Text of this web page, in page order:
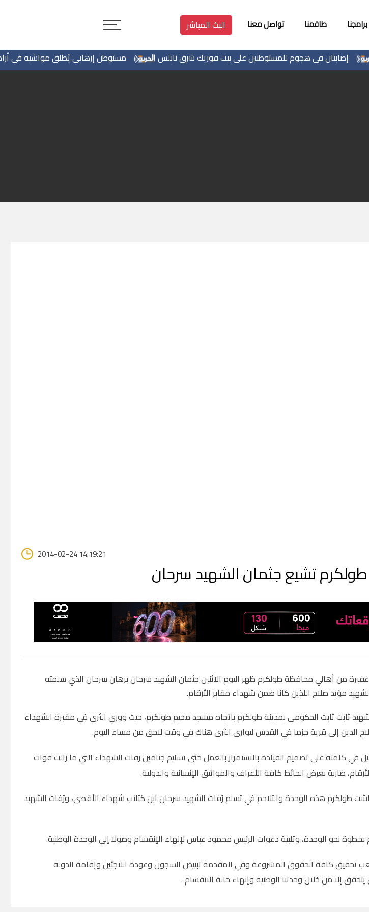
برامجنا طاقمنا تواصل معنا البث المباشر
مستوطن إرهابي يُطلق مواشيه في أراضي إصابتان في هجوم للمستوطنين على بيت فوريك شرق نابلس
2014-02-24 14:19:21
طولكرم تشيع جثمان الشهيد سرحان
من أهالي محافظة طولكرم ظهر اليوم الاثنين جثمان الشهيد سرحان برهان سرحان الذي سلمته
مؤيد صلاح اللذين كانا ضمن شهداء مقابر الأرقام.
ثابت ثابت الحكومي بمدينة طولكرم باتجاه مسجد مخيم طولكرم، حيث ووري الثرى في مقبرة الشهداء
الدين إلى قرية حزما في القدس ليوارى الثرى هناك في وقت لاحق من مساء اليوم.
في كلمته على تصميم القيادة بالاستمرار بالعمل حتى تسليم جثامين رفات الشهداء التي ما زالت قوات
ضاربة بعرض الحائط كافة الأعراف والمواثيق الإنسانية والدولية.
طولكرم هذه الوحدة والتلاحم في تسلم رُفات الشهيد سرحان ابن كتائب شهداء الأقصى، ورُفات الشهيد
نحو الوحدة، وتلبية دعوات الرئيس محمود عباس لإنهاء الإنقسام وصولا إلى الوحدة الوطنية.
تحقيق كافة الحقوق المشروعة وفي المقدمة تبييض السجون وعودة اللاجئين وإقامة الدولة
إلا من خلال وحدتنا الوطنية وإنهاء حالة الانقسام .